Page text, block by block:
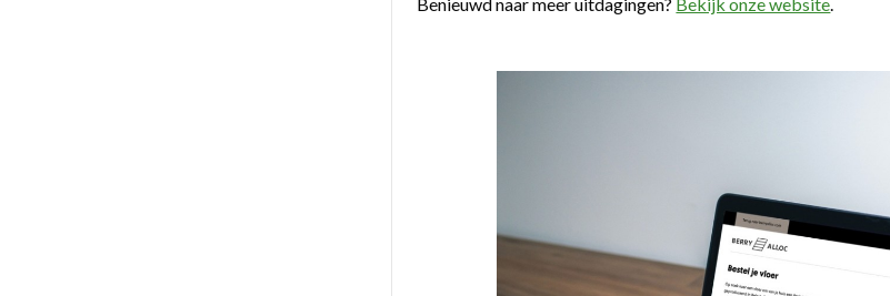
Benieuwd naar meer uitdagingen? Bekijk onze website.